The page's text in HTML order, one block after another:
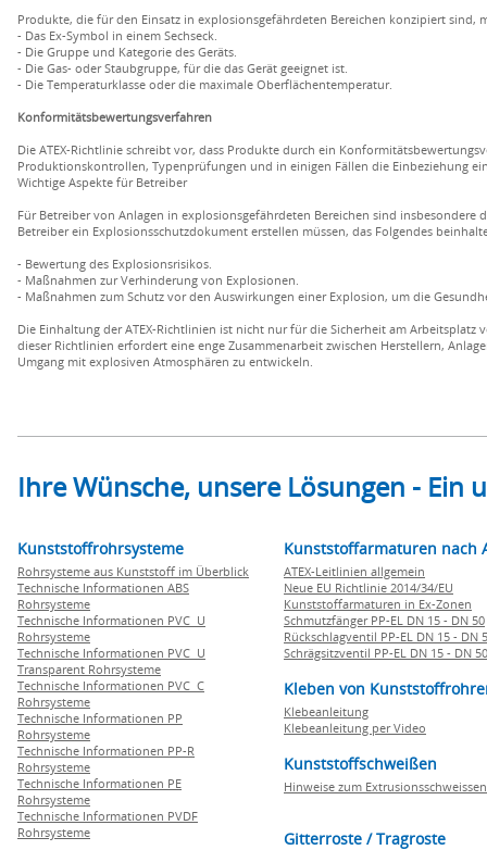
Produkte, die für den Einsatz in explosionsgefährdeten Bereichen konzipiert
- Das Ex-Symbol in einem Sechseck.
- Die Gruppe und Kategorie des Geräts.
- Die Gas- oder Staubgruppe, für die das Gerät geeignet ist.
- Die Temperaturklasse oder die maximale Oberflächentemperatur.
Konformitätsbewertungsverfahren
Die ATEX-Richtlinie schreibt vor, dass Produkte durch ein
Produktionskontrollen, Typenprüfungen und in einigen Fällen die Einbeziehung
Wichtige Aspekte für Betreiber
Für Betreiber von Anlagen in explosionsgefährdeten Bereichen sind insbesondere
Betreiber ein Explosionsschutzdokument erstellen müssen, das Folgendes
- Bewertung des Explosionsrisikos.
- Maßnahmen zur Verhinderung von Explosionen.
- Maßnahmen zum Schutz vor den Auswirkungen einer Explosion, um die
Die Einhaltung der ATEX-Richtlinien ist nicht nur für die Sicherheit am
dieser Richtlinien erfordert eine enge Zusammenarbeit zwischen Herstellern,
Umgang mit explosiven Atmosphären zu entwickeln.
Ihre Wünsche, unsere Lösungen -
Kunststoffrohrsysteme
Rohrsysteme aus Kunststoff im Überblick
Technische Informationen ABS
Rohrsysteme
Technische Informationen PVC U
Rohrsysteme
Technische Informationen PVC U
Transparent Rohrsysteme
Technische Informationen PVC C
Rohrsysteme
Technische Informationen PP
Rohrsysteme
Technische Informationen PP-R
Rohrsysteme
Technische Informationen PE
Rohrsysteme
Technische Informationen PVDF
Rohrsysteme
Kunststoffarmaturen nach
ATEX-Leitlinien allgemein
Neue EU Richtlinie 2014/34/EU
Kunststoffarmaturen in Ex-Zonen
Schmutzfänger PP-EL DN 15 - DN 50
Rückschlagventil PP-EL DN 15 - DN
Schrägsitzventil PP-EL DN 15 - DN 50
Kleben von
Klebeanleitung
Klebeanleitung per Video
Kunststoffschweißen
Hinweise zum Extrusionsschweissen
Gitterroste / Tragroste